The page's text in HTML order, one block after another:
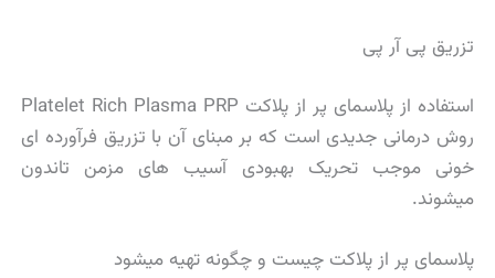
تزریق پی آر پی
استفاده از پلاسمای پر از پلاکت Platelet Rich Plasma PRP
روش درمانی جدیدی است که بر مبنای آن با تزریق فرآورده ای
خونی موجب تحریک بهبودی آسیب های مزمن تاندون
میشوند.
پلاسمای پر از پلاکت چیست و چگونه تهیه میشود